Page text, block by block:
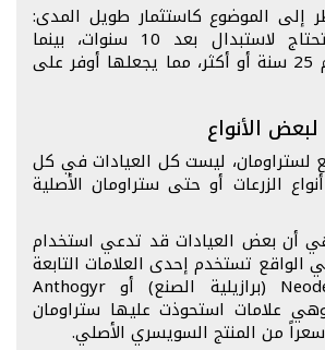
إلى الموضوع كاستثمار طويل المدى:
زرعة أرخص قد تحتاج لاستبدال بعد 10 سنوات، بينما
ستراومان قد تدوم 25 سنة أو أكثر، مما يجعلها أوفر على
الأنواع
لستراومان، ليست كل العيادات في كل
الزرعات أو حتى ستراومان الأصلية
أن بعض العيادات قد تدعي استخدام
الواقع تستخدم إحدى العلامات التابعة
للشركة مثل Neodent (برازيلية الصنع) أو Anthogyr
علامات استحوذت عليها ستراومان
من المنتج السويسري الأصلي.